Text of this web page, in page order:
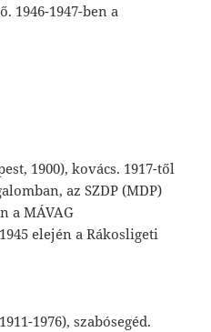
1946-1947-bena
1900),kovács. 1917-től
azSZDP(MDP)
aMÁVAG
1945elejénaRákosligeti
1911-1976),szabósegéd.